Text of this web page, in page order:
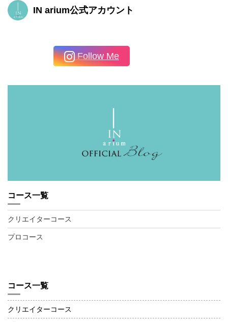
IN arium公式アカウント
Follow Me
コース一覧
クリエイターコース
プロコース
コース一覧
クリエイターコース